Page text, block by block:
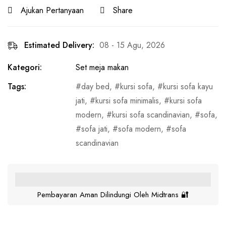
Ajukan Pertanyaan Share
Estimated Delivery: 08 - 15 Agu, 2026
Kategori:
Set meja makan
Tags:
day bed, kursi sofa,
kursi sofa kayu
jati, kursi sofa minimalis,
kursi sofa
modern, kursi sofa scandinavian, sofa,
sofa jati, sofa modern,
sofa
scandinavian
Pembayaran Aman Dilindungi Oleh Midtrans 🔐